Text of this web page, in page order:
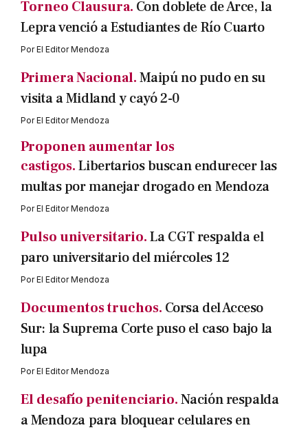
Torneo Clausura. Con doblete de Arce, la
Lepra venció a Estudiantes de Río Cuarto
PorEl Editor Mendoza
Primera Nacional.Maipú no pudo en su
visita a Midland y cayó 2-0
PorEl Editor Mendoza
Proponen aumentar los
castigos.Libertarios buscan endurecer las
multas por manejar drogado en Mendoza
PorEl Editor Mendoza
Pulso universitario.La CGT respalda el
paro universitario del miércoles 12
PorEl Editor Mendoza
Documentos truchos. Corsa del Acceso
Sur: la Suprema Corte puso el caso bajo la
lupa
PorEl Editor Mendoza
El desafío penitenciario.Nación respalda
a Mendoza para bloquear celulares en